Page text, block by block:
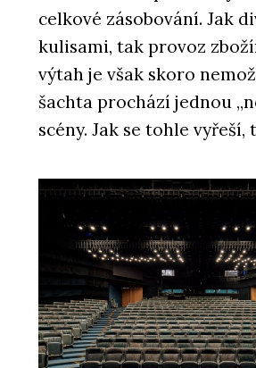
celkové zásobování. Jak
kulisami, tak provoz
výtah je však skoro
šachta prochází jednou
scény. Jak se tohle vyřeší,